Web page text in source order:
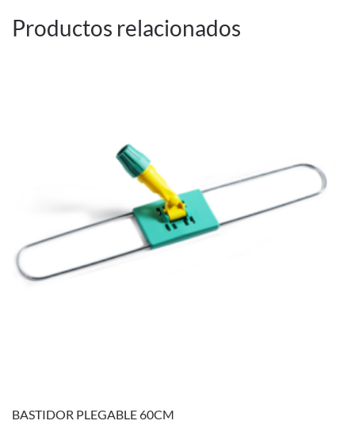
Productos relacionados
BASTIDOR PLEGABLE 60CM